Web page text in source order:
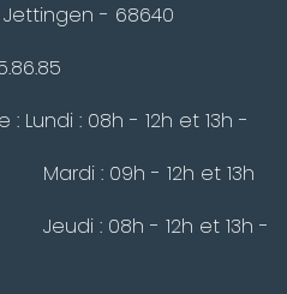
Jettingen - 68640
Lundi : 08h - 12h et 13h -
- 12h et 13h
12h et 13h -